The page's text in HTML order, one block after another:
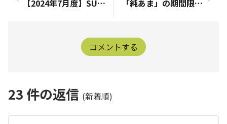
【2024年7月度】SUNSUNアワード発表！
「純あま」の期間限定コラボメニュー！
コメントする
23 件の返信 (新着順)